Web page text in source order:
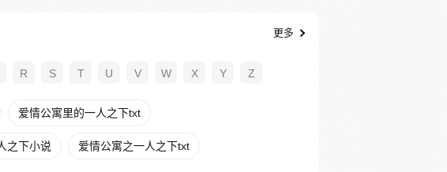
更多
R S T U V W X Y Z
爱情公寓里的一人之下txt
之下小说 爱情公寓之一人之下txt